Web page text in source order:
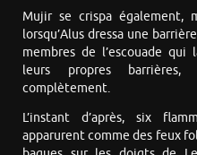
Mujir se crispa également,
lorsqu’Alus dressa une
membres de l’escouade
leurs propres
complètement.
L’instant d’après, six
apparurent comme des feux